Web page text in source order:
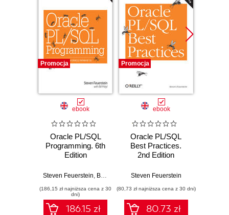
Promocja
ebook
Oracle PL/SQL
Programming. 6th
Edition
Steven Feuerstein Bill Pribyl
(186,15 zł najniższa cena z 30
dni)
186.15 zł
Promocja
ebook
Oracle PL/SQL
Best Practices.
2nd Edition
Steven Feuerstein
(80,73 zł najniższa cena z 30 dni)
80.73 zł